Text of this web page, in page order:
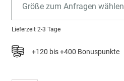
Größe zum Anfragen wählen
Lieferzeit 2-3 Tage
+120 bis +400 Bonuspunkte